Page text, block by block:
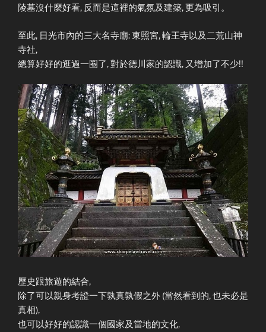
陵墓沒什麼好看, 反而是這裡的氣氛及建築, 更為吸引。
至此, 日光市內的三大名寺廟: 東照宮, 輪王寺以及二荒山神
寺社,
總算好好的逛過一圈了, 對於德川家的認識, 又增加了不少!!
歷史跟旅遊的結合,
除了可以親身考證一下孰真孰假之外 (當然看到的, 也未必是
真相),
也可以好好的認識一個國家及當地的文化,